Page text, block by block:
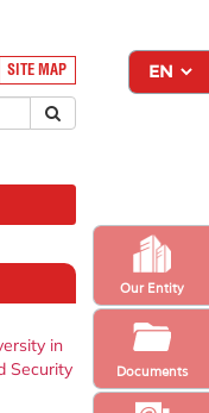
Our Entity
Documents
SITE MAP
in
Security